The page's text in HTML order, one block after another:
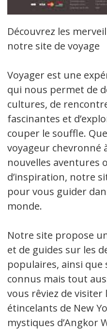
Découvrez les
notre site de voyage
Voyager est une
qui nous permet de
cultures, de
fascinantes et
couper le souffle.
voyageur chevronné
nouvelles aventures
d’inspiration, notre
pour vous guider
monde.
Notre site propose
et de guides sur les
populaires, ainsi que
connus mais tout
vous rêviez de visiter
étincelants de New
mystiques d’Angkor